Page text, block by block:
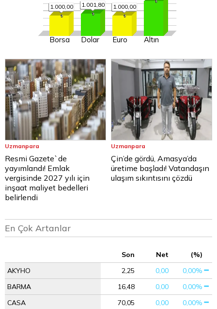
1.000,00
Borsa
1.001,80
Dolar
1.000,00
Euro Altın
Uzmanpara
Resmi Gazete`de
yayımlandı! Emlak
vergisinde 2027 yılı için
inşaat maliyet bedelleri
belirlendi
Uzmanpara
Çin’de gördü, Amasya’da
üretime başladı! Vatandaşın
ulaşım sıkıntısını çözdü
En Çok Artanlar
Son Net
(%)
AKYHO
2,25 0,00
0,00%
BARMA
16,48 0,00
0,00%
CASA
70,05 0,00
0,00%